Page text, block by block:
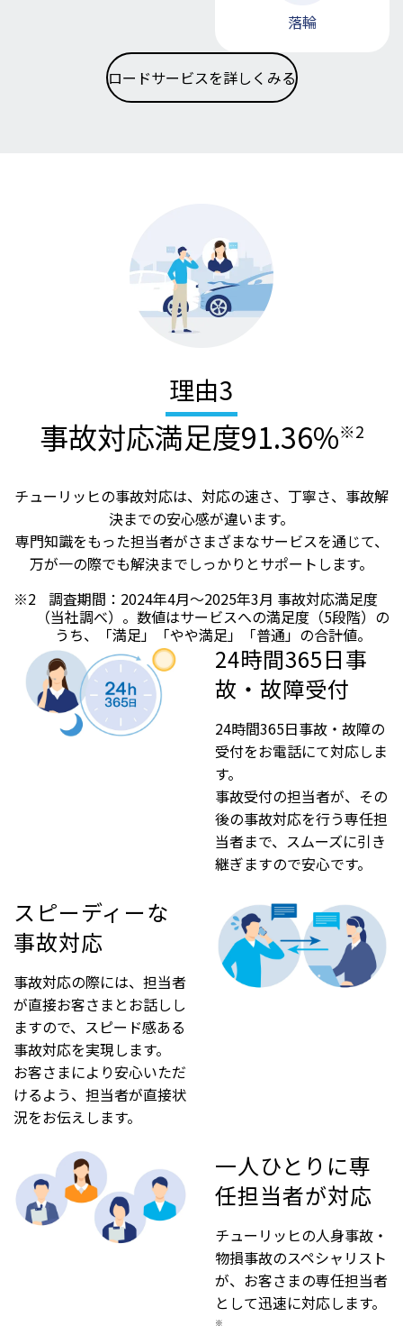
落輪
ロードサービスを詳しくみる
理由3
事故対応満足度91.36%※2
チューリッヒの事故対応は、対応の速さ、丁寧さ、事故解
決までの安心感が違います。
専門知識をもった担当者がさまざまなサービスを通じて、
万が一の際でも解決までしっかりとサポートします。
※2 調査期間：2024年4月～2025年3月 事故対応満足度
（当社調べ）。数値はサービスへの満足度（5段階）の
うち、「満足」「やや満足」「普通」の合計値。
24時間365日事
故・故障受付
24時間365日事故・故障の
受付をお電話にて対応しま
す。
事故受付の担当者が、その
後の事故対応を行う専任担
当者まで、スムーズに引き
継ぎますので安心です。
スピーディーな
事故対応
事故対応の際には、担当者
が直接お客さまとお話しし
ますので、スピード感ある
事故対応を実現します。
お客さまにより安心いただ
けるよう、担当者が直接状
況をお伝えします。
一人ひとりに専
任担当者が対応
チューリッヒの人身事故・
物損事故のスペシャリスト
が、お客さまの専任担当者
として迅速に対応します。
※